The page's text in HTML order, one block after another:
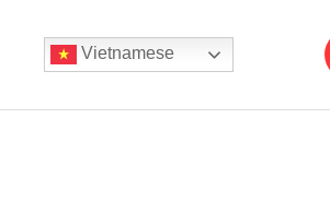
Vietnamese